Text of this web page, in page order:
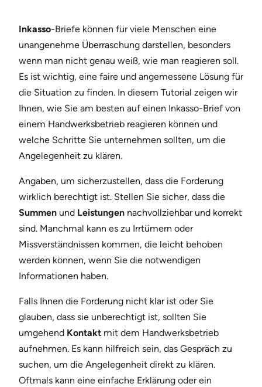
Inkasso-Briefe können für viele Menschen eine
unangenehme Überraschung darstellen, besonders
wenn man nicht genau weiß, wie man reagieren soll.
Es ist wichtig, eine faire und angemessene Lösung für
die Situation zu finden. In diesem Tutorial zeigen wir
Ihnen, wie Sie am besten auf einen Inkasso-Brief von
einem Handwerksbetrieb reagieren können und
welche Schritte Sie unternehmen sollten, um die
Angelegenheit zu klären.
Angaben, um sicherzustellen, dass die Forderung
wirklich berechtigt ist. Stellen Sie sicher, dass die
Summen und Leistungen nachvollziehbar und korrekt
sind. Manchmal kann es zu Irrtümern oder
Missverständnissen kommen, die leicht behoben
werden können, wenn Sie die notwendigen
Informationen haben.
Falls Ihnen die Forderung nicht klar ist oder Sie
glauben, dass sie unberechtigt ist, sollten Sie
umgehend Kontakt mit dem Handwerksbetrieb
aufnehmen. Es kann hilfreich sein, das Gespräch zu
suchen, um die Angelegenheit direkt zu klären.
Oftmals kann eine einfache Erklärung oder ein